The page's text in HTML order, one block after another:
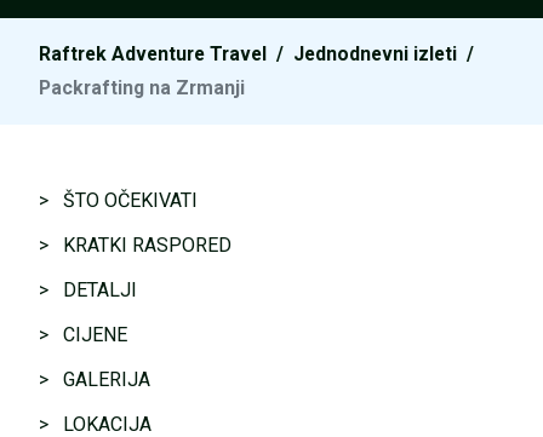
Raftrek Adventure Travel / Jednodnevni izleti /
Packrafting na Zrmanji
> ŠTO OČEKIVATI
> KRATKI RASPORED
> DETALJI
> CIJENE
> GALERIJA
> LOKACIJA